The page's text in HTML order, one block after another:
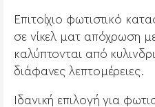
Επιτοίχιο φωτιστικό
σε νίκελ ματ απόχρωση
καλύπτονται από
διάφανες λεπτομέρειες.
Ιδανική επιλογή για